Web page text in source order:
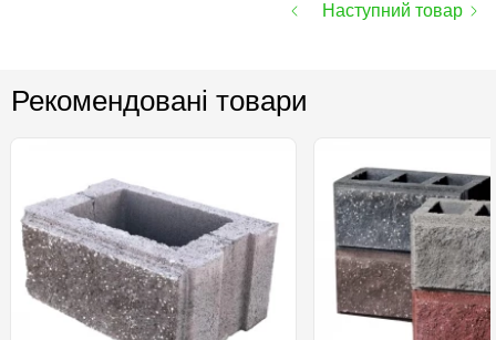
Наступний товар
Рекомендовані товари